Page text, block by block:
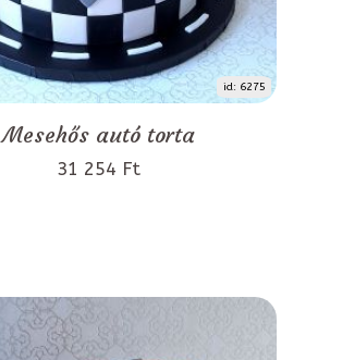
id: 6275
Mesehős autó torta
31 254 Ft